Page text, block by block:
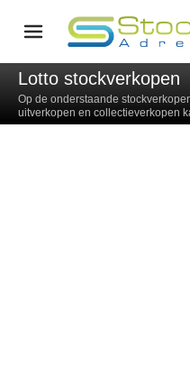
Lotto stockverkopen
Op de onderstaande
uitverkopen en collectieverkopen